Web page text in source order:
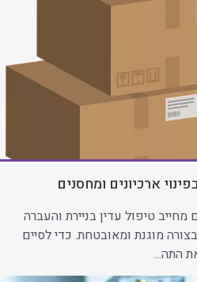
ארכיונים ומחסנים
מחייב טיפול עדין בניירת והעברה
מוגנת ומאובטחת. כדי לסיים
התה...